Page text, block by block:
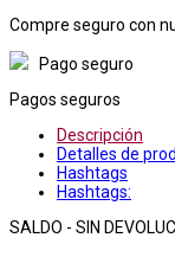
Compre seguro con
Pago seguro
Pagos seguros
Descripción
Detalles de
Hashtags
Hashtags:
SALDO - SIN